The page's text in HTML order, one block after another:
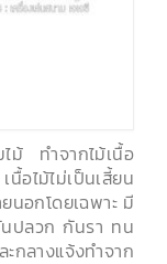
ม้ ทำจากไม้เนื้อ
นื้อไม้ไม่เป็นเสี้ยน
นอกโดยเฉพาะ มี
นปลวก กันรา ทน
กลางแจ้งทำจาก